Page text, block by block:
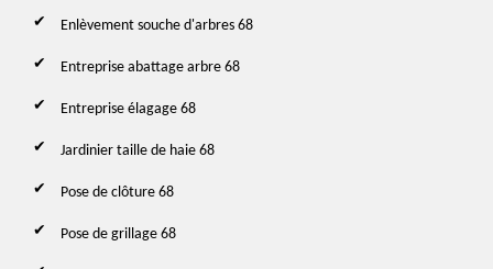
Enlèvement souche d'arbres 68
Entreprise abattage arbre 68
Entreprise élagage 68
Jardinier taille de haie 68
Pose de clôture 68
Pose de grillage 68